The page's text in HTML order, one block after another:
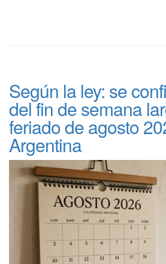
Según la ley: se
del fin de semana
feriado de agosto
Argentina